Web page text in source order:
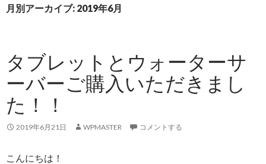
ン
キ
ッ
プ
月別アーカイブ: 2019年6月
タブレットとウォーターサ
ーバーご購入いただきまし
た！！
2019年6月21日 WPMASTER コメントする
こんにちは！